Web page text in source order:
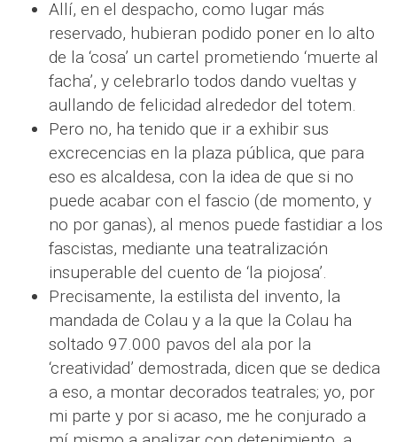
Allí, en el despacho, como lugar más
reservado, hubieran podido poner en lo alto
de la ‘cosa’ un cartel prometiendo ‘muerte al
facha’, y celebrarlo todos dando vueltas y
aullando de felicidad alrededor del totem.
Pero no, ha tenido que ir a exhibir sus
excrecencias en la plaza pública, que para
eso es alcaldesa, con la idea de que si no
puede acabar con el fascio (de momento, y
no por ganas), al menos puede fastidiar a los
fascistas, mediante una teatralización
insuperable del cuento de ‘la piojosa’.
Precisamente, la estilista del invento, la
mandada de Colau y a la que la Colau ha
soltado 97.000 pavos del ala por la
‘creatividad’ demostrada, dicen que se dedica
a eso, a montar decorados teatrales; yo, por
mi parte y por si acaso, me he conjurado a